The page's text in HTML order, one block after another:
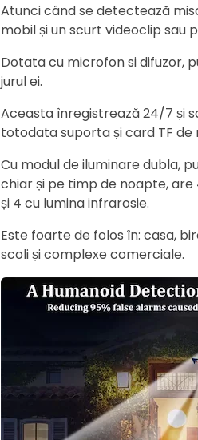
Atunci când se detectează
mobil și un scurt videoclip sau
Dotata cu microfon si difuzor,
jurul ei.
Aceasta înregistrează 24/7 și
totodata suporta și card TF de
Cu modul de iluminare dubla,
chiar și pe timp de noapte,
și 4 cu lumina infrarosie.
Este foarte de folos în: casa,
scoli și complexe comerciale.